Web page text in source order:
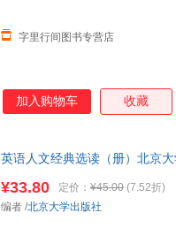
字里行间图书专营店
加入购物车 收藏
英语人文经典选读（册）北京
¥33.80 定价： ¥45.00 (7.52折)
编者 /北京大学出版社